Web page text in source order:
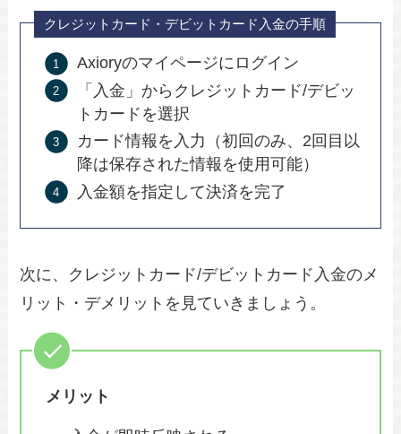
クレジットカード・デビットカード入金の手順
Axioryのマイページにログイン
「入金」からクレジットカード/デビッ
トカードを選択
カード情報を入力（初回のみ、2回目以
降は保存された情報を使用可能）
入金額を指定して決済を完了
次に、クレジットカード/デビットカード入金のメ
リット・デメリットを見ていきましょう。
メリット